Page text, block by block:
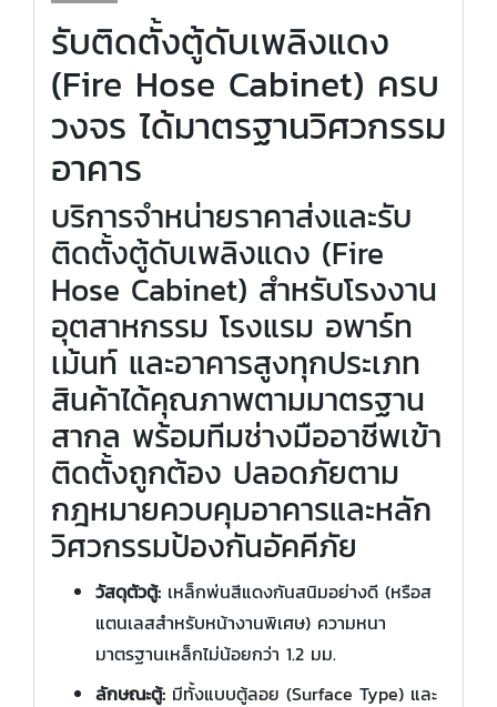
รับติดตั้งตู้ดับเพลิงแดง
(Fire Hose Cabinet) ครบ
วงจร ได้มาตรฐานวิศวกรรม
อาคาร
บริการจำหน่ายราคาส่งและรับ
ติดตั้งตู้ดับเพลิงแดง (Fire
Hose Cabinet) สำหรับโรงงาน
อุตสาหกรรม โรงแรม อพาร์ท
เม้นท์ และอาคารสูงทุกประเภท
สินค้าได้คุณภาพตามมาตรฐาน
สากล พร้อมทีมช่างมืออาชีพเข้า
ติดตั้งถูกต้อง ปลอดภัยตาม
กฎหมายควบคุมอาคารและหลัก
วิศวกรรมป้องกันอัคคีภัย
วัสดุตัวตู้: เหล็กพ่นสีแดงกันสนิมอย่างดี (หรือส
แตนเลสสำหรับหน้างานพิเศษ) ความหนา
มาตรฐานเหล็กไม่น้อยกว่า 1.2 มม.
ลักษณะตู้: มีทั้งแบบตู้ลอย (Surface Type) และ